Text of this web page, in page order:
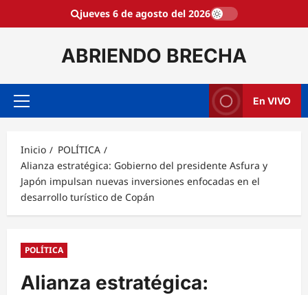
jueves 6 de agosto del 2026
ABRIENDO BRECHA
Menú
En VIVO
Inicio
POLÍTICA
Alianza estratégica: Gobierno del presidente Asfura y
Japón impulsan nuevas inversiones enfocadas en el
desarrollo turístico de Copán
POLÍTICA
Alianza estratégica: